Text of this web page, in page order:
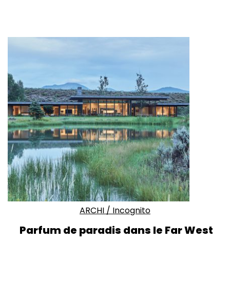
ARCHI / Incognito
Parfum de paradis dans le Far West